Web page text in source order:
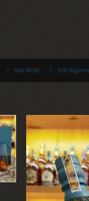
Rượu Whisky Rượu Singleton